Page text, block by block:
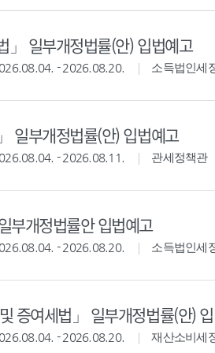
」 일부개정법률(안) 입법예고
- 2026.08.20. 소득법인세
일부개정법률(안) 입법예고
- 2026.08.11. 관세정책관
부개정법률안 입법예고
- 2026.08.20. 소득법인세
및 증여세법」 일부개정법률(안)
- 2026.08.20. 재산소비세